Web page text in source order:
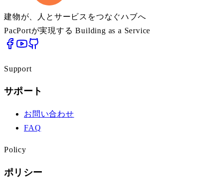
建物が、人とサービスをつなぐハブへ
PacPortが実現する Building as a Service
Support
サポート
お問い合わせ
FAQ
Policy
ポリシー